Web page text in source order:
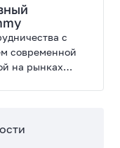
с
современной
на рынках